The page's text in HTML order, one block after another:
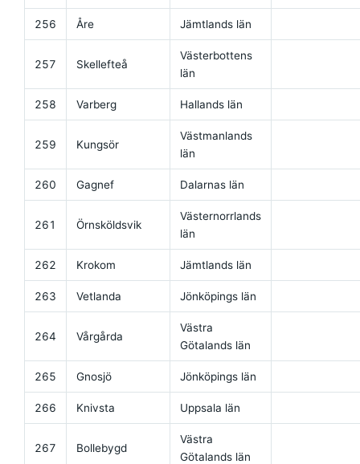
256 Åre Jämtlands län
257 Skellefteå
Västerbottens
län
258 Varberg Hallands län
259 Kungsör
Västmanlands
län
260 Gagnef Dalarnas län
261 Örnsköldsvik
Västernorrlands
län
262 Krokom Jämtlands län
263 Vetlanda Jönköpings län
264 Vårgårda
Västra
Götalands län
265 Gnosjö Jönköpings län
266 Knivsta Uppsala län
267 Bollebygd
Västra
Götalands län